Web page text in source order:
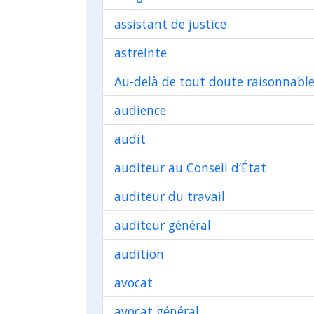
assistant de justice
astreinte
Au-delà de tout doute raisonnable
audience
audit
auditeur au Conseil d’État
auditeur du travail
auditeur général
audition
avocat